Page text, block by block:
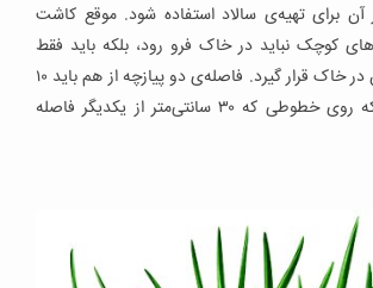
برای تهیه‌ی سالاد استفاده شود. موقع کاشت
کوچک نباید در خاک فرو رود، بلکه باید فقط
یک‌سوم تا سه‌چهارم آن در خاک قرار گیرد. فاصله‌ی دو پیازچه از هم باید ۱۰
تا ۱۵ سانتی‌متر باشد که روی خطوطی که ۳۰ سانتی‌متر از یکدیگر فاصله